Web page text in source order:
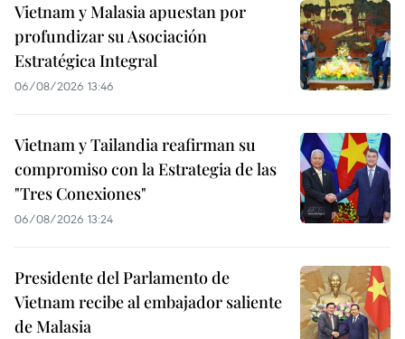
Vietnam y Malasia apuestan por
profundizar su Asociación
Estratégica Integral
06/08/2026 13:46
Vietnam y Tailandia reafirman su
compromiso con la Estrategia de las
"Tres Conexiones"
06/08/2026 13:24
Presidente del Parlamento de
Vietnam recibe al embajador saliente
de Malasia